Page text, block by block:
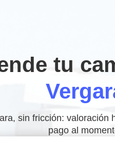
tu
sin fricción: valoración
pago al